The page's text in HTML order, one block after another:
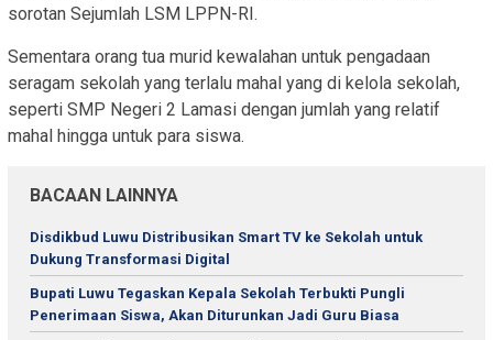
sorotan Sejumlah LSM LPPN-RI.
Sementara orang tua murid kewalahan untuk pengadaan
seragam sekolah yang terlalu mahal yang di kelola sekolah,
seperti SMP Negeri 2 Lamasi dengan jumlah yang relatif
mahal hingga untuk para siswa.
BACAAN LAINNYA
Disdikbud Luwu Distribusikan Smart TV ke Sekolah untuk
Dukung Transformasi Digital
Bupati Luwu Tegaskan Kepala Sekolah Terbukti Pungli
Penerimaan Siswa, Akan Diturunkan Jadi Guru Biasa